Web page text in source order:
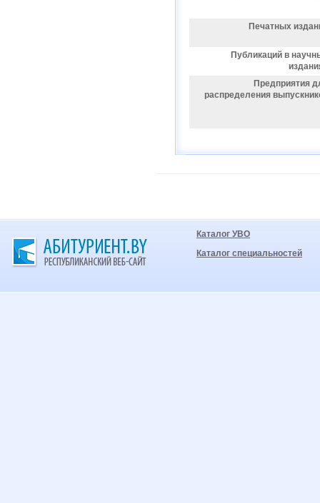
Печатных
Публикаций в
Предприятия
распределения
Каталог УВО
Каталог специальностей